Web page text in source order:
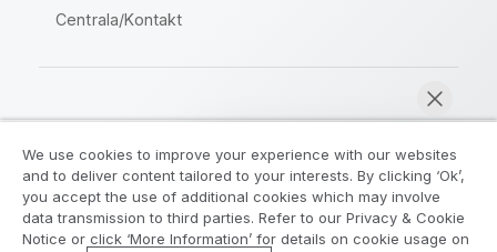
Centrala/Kontakt
Umowy prawne
Warunki produktu
Legal Policies
Legal Policies
We use cookies to improve your experience with our websites
and to deliver content tailored to your interests. By clicking ‘Ok’,
you accept the use of additional cookies which may involve
data transmission to third parties. Refer to our Privacy & Cookie
Notice or click ‘More Information’ for details on cookie usage on